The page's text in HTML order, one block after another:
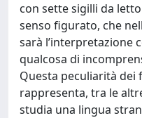
con sette sigilli da
senso figurato, che
sarà l’interpretazione
qualcosa di
Questa peculiarità
rappresenta, tra le
studia una lingua